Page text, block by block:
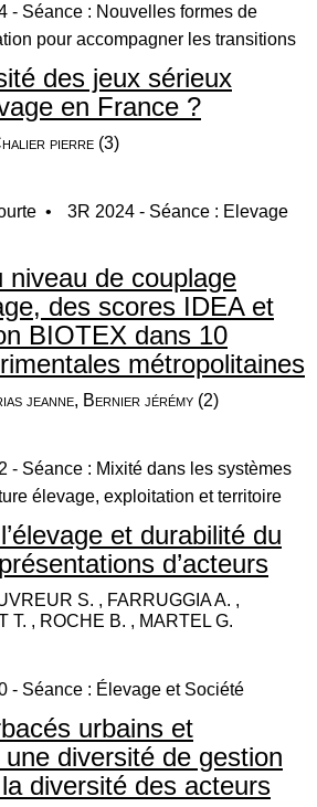
- Séance : Nouvelles formes de
pour accompagner les transitions
des jeux sérieux
en France ?
pierre (3)
•
3R 2024 - Séance : Elevage
niveau de couplage
des scores IDEA et
BIOTEX dans 10
métropolitaines
jeanne, Bernier jérémy (2)
- Séance : Mixité dans les systèmes
élevage, exploitation et territoire
et durabilité du
d’acteurs
S. , FARRUGGIA A. ,
T. , ROCHE B. , MARTEL G.
- Séance : Élevage et Société
urbains et
diversité de gestion
diversité des acteurs